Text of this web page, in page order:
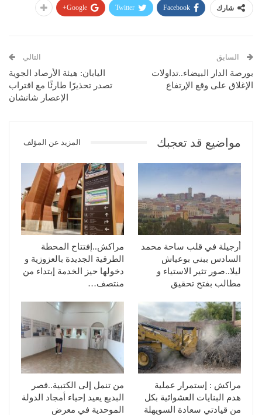
شارك Facebook
Twitter
Google+
السابق
بورصة الدار البيضاء..تداولات
الإغلاق على وقع الإرتفاع
التالي
اليابان: هيئة الأرصاد الجوية
تصدر تحذيرًا طارئًا مع اقتراب
الإعصار شانشان
مواضيع قد تعجبك المزيد عن المؤلف
أرجيلة في قلب ساحة محمد
السادس ببني بوعياش
ليلا..صور تثير الاستياء و
مطالب بفتح تحقيق
مراكش..إفتتاح المحطة
الطرقية الجديدة بالعزوزية و
دخولها حيز الخدمة إبتداء من
منتصف…
مراكش : إستمرار عملية
هدم البنايات العشوائية بكل
من قيادتي سعادة السويهلة
من تنمل إلى الكتبية..قصر
البديع يعيد إحياء أمجاد الدولة
الموحدية في معرض